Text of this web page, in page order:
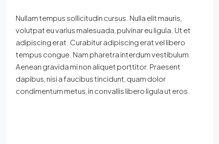
Nullam tempus sollicitudin cursus. Nulla elit mauris,
volutpat eu varius malesuada, pulvinar eu ligula. Ut et
adipiscing erat. Curabitur adipiscing erat vel libero
tempus congue. Nam pharetra interdum vestibulum.
Aenean gravida mi non aliquet porttitor. Praesent
dapibus, nisi a faucibus tincidunt, quam dolor
condimentum metus, in convallis libero ligula ut eros.